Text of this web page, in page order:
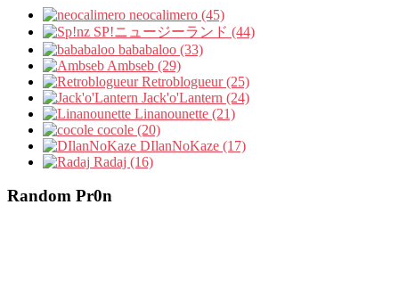
neocalimero (45)
SP!ニュージーランド (44)
bababaloo (33)
Ambseb (29)
Retroblogueur (25)
Jack'o'Lantern (24)
Linanounette (21)
cocole (20)
DIlanNoKaze (17)
Radaj (16)
Random Pr0n